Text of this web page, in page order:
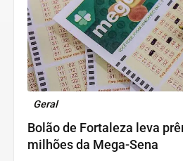
Geral
Bolão de Fortaleza leva
milhões da Mega-Sena